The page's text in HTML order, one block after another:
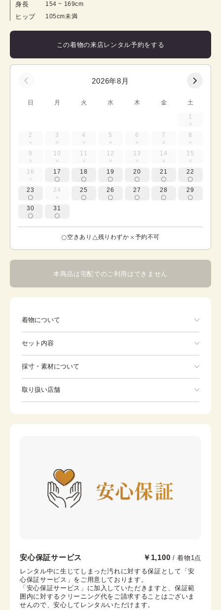
身長 154 ~ 169cm
ヒップ 105cm未満
この着物の来店レンタル予約をする
2026年8月
日 月 火 水 木 金 土
1
2 3 4 5 6 7 8
9 10 11 12 13 14 15
16 17 18 19 20 21 22
23 24 25 26 27 28 29
30 31
空きあり 残りわずか 予約不可
本商品は宅配でのご利用はできません
着物について
描かれる「絵羽模様」ですが,襟、胸、肩、袖などの上半身
模様。黄色、青、紫色の小花が優しい雰囲気を持ち、華や
かで礼装に向いています。季節問わず着用していただけま
す。正絹。
セット内容
※着付けに必要な一式をすべて含みます。
着物
足袋 肌着
帯締め 帯揚げ
伊達襟 コーリンベルト
採寸・素材について
身丈 164cm
取り扱い店舗
東京都中央区銀座6-12-10 旭ビル 3階
営業時間： 10:00~ 18:00
着付け最終受付時間：16:30
安心保証サービス ￥1,100 / 着物1点
レンタル中に生じてしまった汚れに対する保証として「安
心保証サービス」をご用意しております。
「安心保証サービス」に加入していただきますと、保証範
囲内に対するクリーニング代をご請求することはございま
せんので、安心してレンタルいただけます。